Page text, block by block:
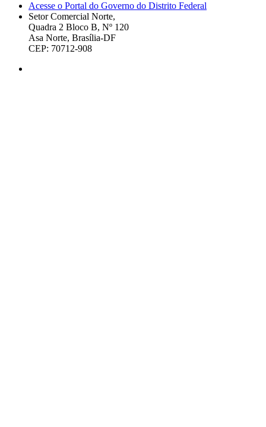
Acesse o Portal do Governo do Distrito Federal
Setor Comercial Norte,
Quadra 2 Bloco B, Nº 120
Asa Norte, Brasília-DF
CEP: 70712-908